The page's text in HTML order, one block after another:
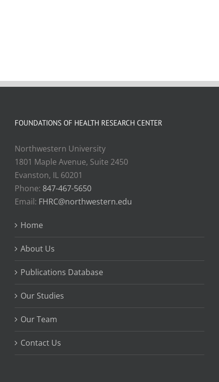
FOUNDATIONS OF HEALTH RESEARCH CENTER
Northwestern University
1801 Maple Avenue, Suite 2450
Evanston, IL 60201
Phone: 847-467-5650
Email: FHRC@northwestern.edu
Home
About Us
Publications Database
Our Studies
Our Team
Contact Us